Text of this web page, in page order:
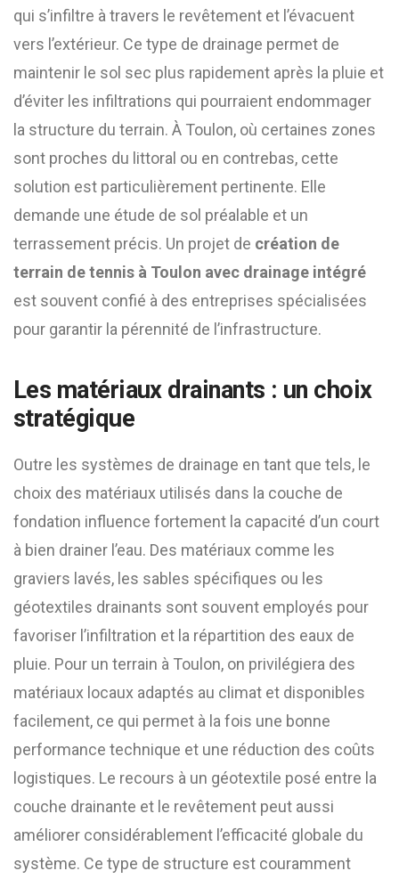
qui s’infiltre à travers le revêtement et l’évacuent
vers l’extérieur. Ce type de drainage permet de
maintenir le sol sec plus rapidement après la pluie et
d’éviter les infiltrations qui pourraient endommager
la structure du terrain. À Toulon, où certaines zones
sont proches du littoral ou en contrebas, cette
solution est particulièrement pertinente. Elle
demande une étude de sol préalable et un
terrassement précis. Un projet de création de
terrain de tennis à Toulon avec drainage intégré
est souvent confié à des entreprises spécialisées
pour garantir la pérennité de l’infrastructure.
Les matériaux drainants : un choix
stratégique
Outre les systèmes de drainage en tant que tels, le
choix des matériaux utilisés dans la couche de
fondation influence fortement la capacité d’un court
à bien drainer l’eau. Des matériaux comme les
graviers lavés, les sables spécifiques ou les
géotextiles drainants sont souvent employés pour
favoriser l’infiltration et la répartition des eaux de
pluie. Pour un terrain à Toulon, on privilégiera des
matériaux locaux adaptés au climat et disponibles
facilement, ce qui permet à la fois une bonne
performance technique et une réduction des coûts
logistiques. Le recours à un géotextile posé entre la
couche drainante et le revêtement peut aussi
améliorer considérablement l’efficacité globale du
système. Ce type de structure est couramment